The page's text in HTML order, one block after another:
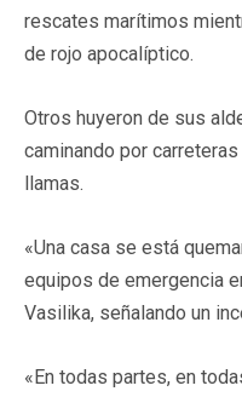
rescates marítimos
de rojo apocalíptico.
Otros huyeron de sus
caminando por
llamas.
«Una casa se está
equipos de emergencia
Vasilika, señalando un
«En todas partes, en